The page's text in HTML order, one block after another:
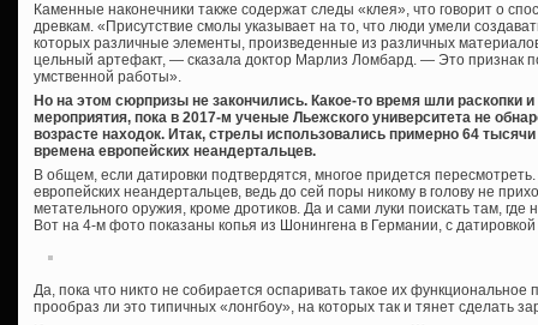
Каменные наконечники также содержат следы «клея», что говорит о
древкам. «Присутствие смолы указывает на то, что люди умели
которых различные элементы, произведенные из различных
цельный артефакт, — сказала доктор Марлиз Ломбард. — Это признак
умственной работы».
Но на этом сюрпризы не закончились. Какое-то время шли раскопки
мероприятия, пока в 2017-м ученые Льежского университета не
возрасте находок. Итак, стрелы использовались примерно 64
времена европейских неандертальцев.
В общем, если датировки подтвердятся, многое придется
европейских неандертальцев, ведь до сей поры никому в голову не
метательного оружия, кроме дротиков. Да и сами луки поискать там, где
Вот на 4-м фото показаны копья из Шонингена в Германии, с
Да, пока что никто не собирается оспаривать такое их
прообраз ли это типичных «лонгбоу», на которых так и тянет сделать